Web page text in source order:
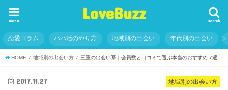
LoveBuzz search
menu
恋愛コラム パパ活のやり方 地域別の出会い 年代別の出会い
HOME 地域別の出会い方 三重の出会い系｜会員数と口コミで選ぶ本当のおすすめ 7選
地域別の出会い方
2017.11.27